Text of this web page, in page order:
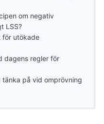
om negativ
LSS?
för utökade
dagens regler för
tänka på vid omprövning